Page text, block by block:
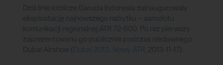
Dziś linie lotnicze Garuda Indonesia zainaugurowały
eksploatację najnowszego nabytku – samolotu
komunikacji regionalnej ATR 72-600. Po raz pierwszy
zaprezentowano go publicznie podczas niedawnego
Dubai Airshow ( Dubai 2013: Nowy ATR , 2013-11-17).